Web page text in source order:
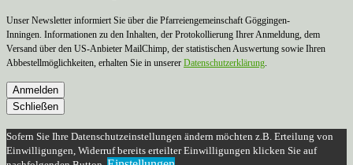
Unser Newsletter informiert Sie über die Pfarreiengemeinschaft Göggingen-
Inningen. Informationen zu den Inhalten, der Protokollierung Ihrer Anmeldung, dem
Versand über den US-Anbieter MailChimp, der statistischen Auswertung sowie Ihren
Abbestellmöglichkeiten, erhalten Sie in unserer Datenschutzerklärung.
Anmelden
Schließen
Sofern Sie Ihre Datenschutzeinstellungen ändern möchten z.B. Erteilung von
Einwilligungen, Widerruf bereits erteilter Einwilligungen klicken Sie auf